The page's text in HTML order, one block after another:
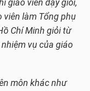
giáo viên dạy giỏi,
viên làm Tổng phụ
Chí Minh giỏi từ
vụ của giáo
môn khác như